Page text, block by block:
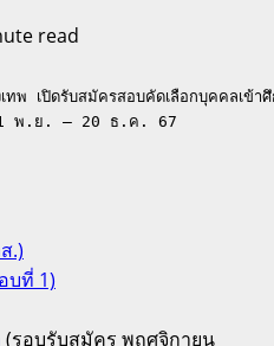
read
ทพ เปิดรับสมัครสอบคัดเลือกบุคคลเ
1 พ.ย. – 20 ธ.ค. 67
.)
บที่ 1)
(รอบรับสมัคร พฤศจิกายน